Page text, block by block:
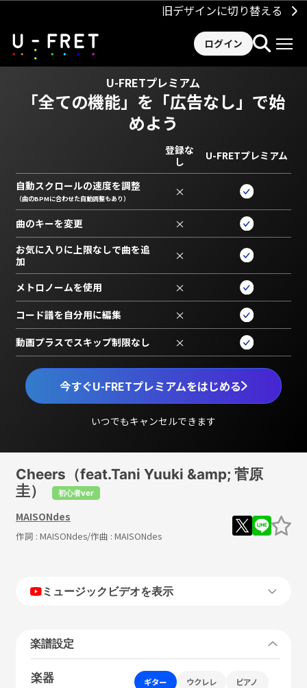
旧デザインに切り替える
ログイン
U-FRETプレミアム
「全ての機能」を 「広告なし」で始
めよう
今すぐU-FRETプレミアムをはじめる
いつでもキャンセルできます
登録な
し
U-FRETプレミアム
自動スクロールの速度を調整
（曲のBPMに合わせた自動調整もあり） ×
曲のキーを変更 ×
お気に入りに上限なしで曲を追
加
×
メトロノームを使用 ×
コード譜を自分用に編集 ×
動画プラスでスキップ制限なし ×
Cheers（feat.Tani Yuuki &amp; 菅原
圭）
初心者ver
MAISONdes
作詞 : MAISONdes/作曲 : MAISONdes
ミュージックビデオを表示
楽譜設定
楽器 ギター ウクレレ ピアノ